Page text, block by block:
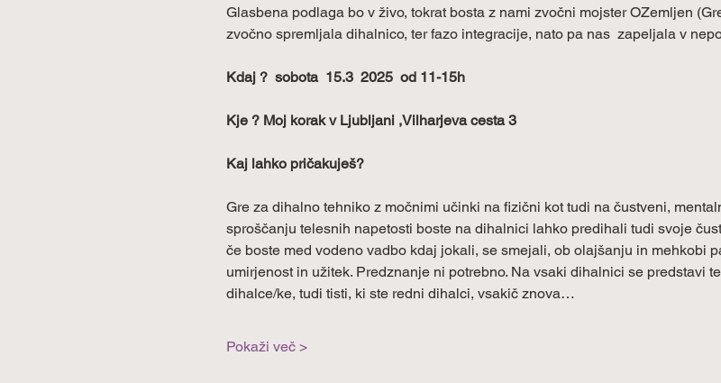
Glasbena podlaga bo v živo, tokrat bosta z nami zvočni mojster OZemljen
zvočno spremljala dihalnico, ter fazo integracije, nato pa nas  zapeljala v
Kdaj ?  sobota  15.3  2025  od 11-15h
Kje ? Moj korak v Ljubljani ,Vilharjeva cesta 3
Kaj lahko pričakuješ?
Gre za dihalno tehniko z močnimi učinki na fizični kot tudi na čustveni,
sproščanju telesnih napetosti boste na dihalnici lahko predihali tudi svoje
če boste med vodeno vadbo kdaj jokali, se smejali, ob olajšanju in mehkobi
umirjenost in užitek. Predznanje ni potrebno. Na vsaki dihalnici se predstavi
dihalce/ke, tudi tisti, ki ste redni dihalci, vsakič znova…
Pokaži več >